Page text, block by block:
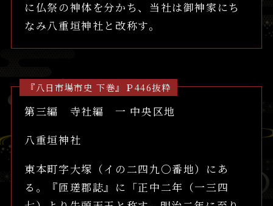
に仏祭の神体を分かち、当社は御神家にち
なみ八重垣神社と改称す。
『八日市場市史 下巻』Ｐ446抜粋
第三編 寺社編 一 中央区地
八重垣神社
東本町字大塚（イの二四九〇番地）にあ
る。『匝瑳郡誌』に「正中二年（一三四